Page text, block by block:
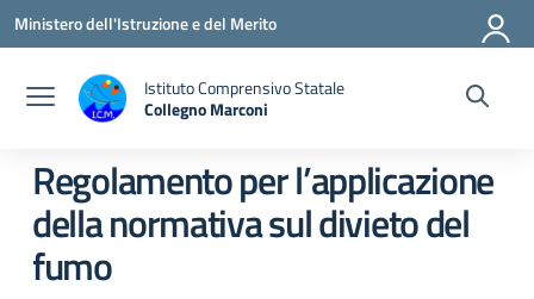
Vai ai contenuti
Vai al menu di navigazione
Vai al footer
Ministero dell'Istruzione e del Merito
Istituto Comprensivo Statale
Collegno Marconi
Regolamento per l’applicazione
della normativa sul divieto del
fumo